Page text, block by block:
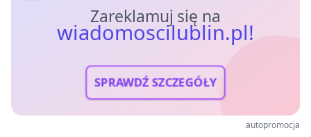
Zareklamuj się na
wiadomoscilublin.pl!
SPRAWDŹ SZCZEGÓŁY
autopromocja